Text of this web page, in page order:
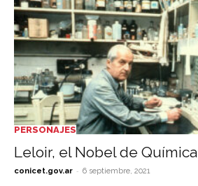
PERSONAJES
Leloir, el Nobel de Química
conicet.gov.ar - 6 septiembre, 2021